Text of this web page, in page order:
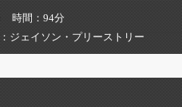
時間
94分
ジェイソン・プリーストリー